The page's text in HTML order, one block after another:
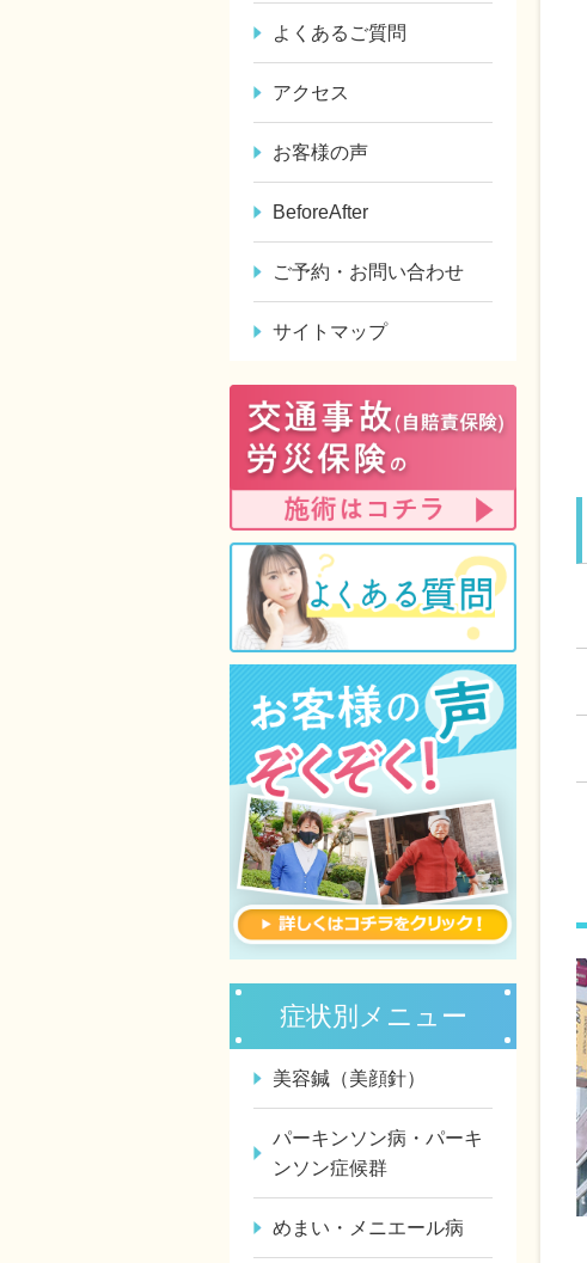
よくあるご質問
アクセス
お客様の声
BeforeAfter
ご予約・お問い合わせ
サイトマップ
症状別メニュー
美容鍼（美顔針）
パーキンソン病・パーキ
ンソン症候群
めまい・メニエール病